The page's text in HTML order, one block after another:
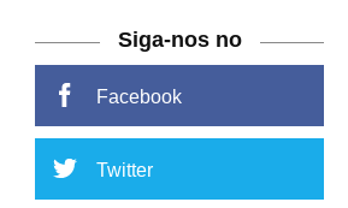
Siga-nos no
Facebook
Twitter